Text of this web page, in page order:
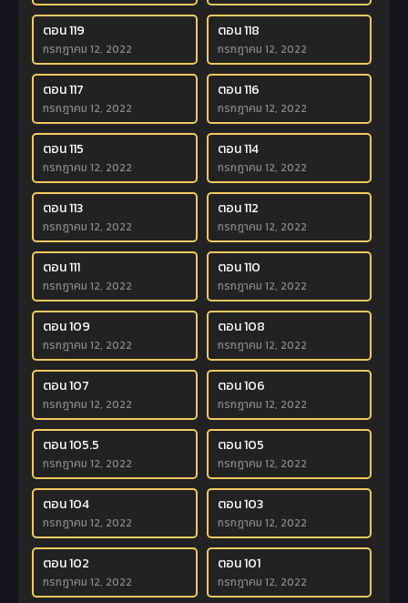
ตอน 119
กรกฎาคม 12, 2022
ตอน 118
กรกฎาคม 12, 2022
ตอน 117
กรกฎาคม 12, 2022
ตอน 116
กรกฎาคม 12, 2022
ตอน 115
กรกฎาคม 12, 2022
ตอน 114
กรกฎาคม 12, 2022
ตอน 113
กรกฎาคม 12, 2022
ตอน 112
กรกฎาคม 12, 2022
ตอน 111
กรกฎาคม 12, 2022
ตอน 110
กรกฎาคม 12, 2022
ตอน 109
กรกฎาคม 12, 2022
ตอน 108
กรกฎาคม 12, 2022
ตอน 107
กรกฎาคม 12, 2022
ตอน 106
กรกฎาคม 12, 2022
ตอน 105.5
กรกฎาคม 12, 2022
ตอน 105
กรกฎาคม 12, 2022
ตอน 104
กรกฎาคม 12, 2022
ตอน 103
กรกฎาคม 12, 2022
ตอน 102
กรกฎาคม 12, 2022
ตอน 101
กรกฎาคม 12, 2022